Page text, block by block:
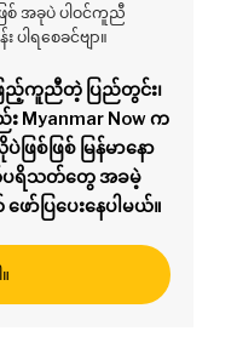
စ် အခုပဲ ပါဝင်ကူညီ
ရစေခင်ဗျာ။
ည့်ကူညီတဲ့ ပြည်တွင်း၊
Myanmar Now က
စ်ဖြစ် မြန်မာနော
တ်ပရိသတ်တွေ အခမဲ့
ပြပေးနေပါမယ်။